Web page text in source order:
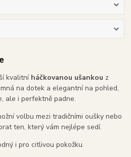
kvalitní háčkovanou ušankou z
na dotek a elegantní na pohled,
ale i perfektně padne.
volbu mezi tradičními oušky nebo
ten, který vám nejlépe sedí.
i pro citlivou pokožku.